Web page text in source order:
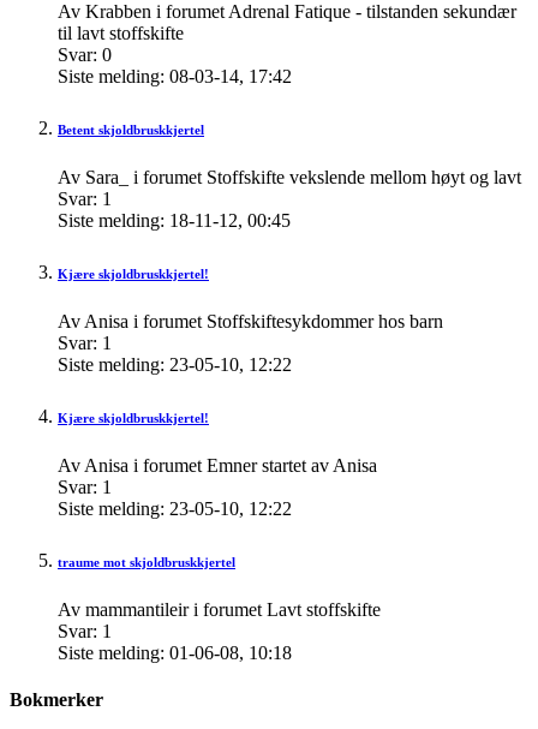
Av Krabben i forumet Adrenal Fatique - tilstanden sekundær
til lavt stoffskifte
Svar: 0
Siste melding: 08-03-14, 17:42
Betent skjoldbruskkjertel
Av Sara_ i forumet Stoffskifte vekslende mellom høyt og lavt
Svar: 1
Siste melding: 18-11-12, 00:45
Kjære skjoldbruskkjertel!
Av Anisa i forumet Stoffskiftesykdommer hos barn
Svar: 1
Siste melding: 23-05-10, 12:22
Kjære skjoldbruskkjertel!
Av Anisa i forumet Emner startet av Anisa
Svar: 1
Siste melding: 23-05-10, 12:22
traume mot skjoldbruskkjertel
Av mammantileir i forumet Lavt stoffskifte
Svar: 1
Siste melding: 01-06-08, 10:18
Bokmerker